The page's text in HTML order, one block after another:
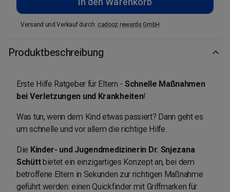
Versand und Verkauf durch: cadooz rewards GmbH
Produktbeschreibung
Erste Hilfe Ratgeber für Eltern - Schnelle Maßnahmen
bei Verletzungen und Krankheiten!
Was tun, wenn dem Kind etwas passiert? Dann geht es
um schnelle und vor allem die richtige Hilfe.
Die Kinder- und Jugendmedizinerin Dr. Snjezana
Schüttbietet ein einzigartiges Konzept an, bei dem
betroffene Eltern in Sekunden zur richtigen Maßnahme
geführt werden: einen Quickfinder mit Griffmarken für